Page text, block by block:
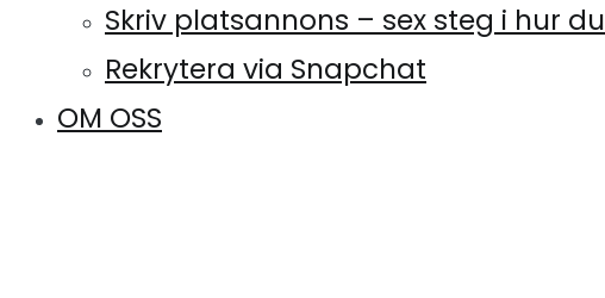
Skriv platsannons – sex steg i hur
Rekrytera via Snapchat
OM OSS